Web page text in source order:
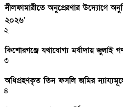
নীলফামারীতে অনুপ্রেরণার উদ্যোগে
২০২৬’
২
কিশোরগঞ্জে যথাযোগ্য মর্যাদায় জুলাই
৩
অধিগ্রহণকৃত তিন ফসলি জমির
৪